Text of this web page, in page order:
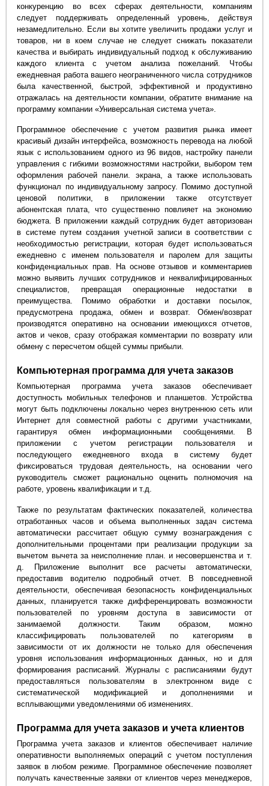
конкуренцию во всех сферах деятельности, компаниям
следует поддерживать определенный уровень, действуя
незамедлительно. Если вы хотите увеличить продажи услуг и
товаров, ни в коем случае не следует снижать показатели
качества и выбирать индивидуальный подход к обслуживанию
каждого клиента с учетом анализа пожеланий. Чтобы
ежедневная работа вашего неограниченного числа сотрудников
была качественной, быстрой, эффективной и продуктивно
отражалась на деятельности компании, обратите внимание на
программу компании «Универсальная система учета».
Программное обеспечение с учетом развития рынка имеет
красивый дизайн интерфейса, возможность перевода на любой
язык с использованием одного из 96 видов, настройку панели
управления с гибкими возможностями настройки, выбором тем
оформления рабочей панели. экрана, а также использовать
функционал по индивидуальному запросу. Помимо доступной
ценовой политики, в приложении также отсутствует
абонентская плата, что существенно повлияет на экономию
бюджета. В приложении каждый сотрудник будет авторизован
в системе путем создания учетной записи в соответствии с
необходимостью регистрации, которая будет использоваться
ежедневно с именем пользователя и паролем для защиты
конфиденциальных прав. На основе отзывов и комментариев
можно выявить лучших сотрудников и неквалифицированных
специалистов, превращая операционные недостатки в
преимущества. Помимо обработки и доставки посылок,
предусмотрена продажа, обмен и возврат. Обмен/возврат
производятся оперативно на основании имеющихся отчетов,
актов и чеков, сразу отображая комментарии по возврату или
обмену с пересчетом общей суммы прибыли.
Компьютерная программа для учета заказов
Компьютерная программа учета заказов обеспечивает
доступность мобильных телефонов и планшетов. Устройства
могут быть подключены локально через внутреннюю сеть или
Интернет для совместной работы с другими участниками,
гарантируя обмен информационными сообщениями. В
приложении с учетом регистрации пользователя и
последующего ежедневного входа в систему будет
фиксироваться трудовая деятельность, на основании чего
руководитель сможет рационально оценить полномочия на
работе, уровень квалификации и т.д.
Также по результатам фактических показателей, количества
отработанных часов и объема выполненных задач система
автоматически рассчитает общую сумму вознаграждения с
дополнительными процентами при реализации продукции за
вычетом вычета за неисполнение план. и несовершенства и т.
д. Приложение выполнит все расчеты автоматически,
предоставив водителю подробный отчет. В повседневной
деятельности, обеспечивая безопасность конфиденциальных
данных, планируется также дифференцировать возможности
пользователей по уровням доступа в зависимости от
занимаемой должности. Таким образом, можно
классифицировать пользователей по категориям в
зависимости от их должности не только для обеспечения
уровня использования информационных данных, но и для
формирования расписаний. Журналы с расписаниями будут
предоставляться пользователям в электронном виде с
систематической модификацией и дополнениями и
всплывающими уведомлениями об изменениях.
Программа для учета заказов и учета клиентов
Программа учета заказов и клиентов обеспечивает наличие
оперативности выполняемых операций с учетом поступления
заявок в любом режиме. Программное обеспечение позволяет
получать качественные заявки от клиентов через менеджеров,